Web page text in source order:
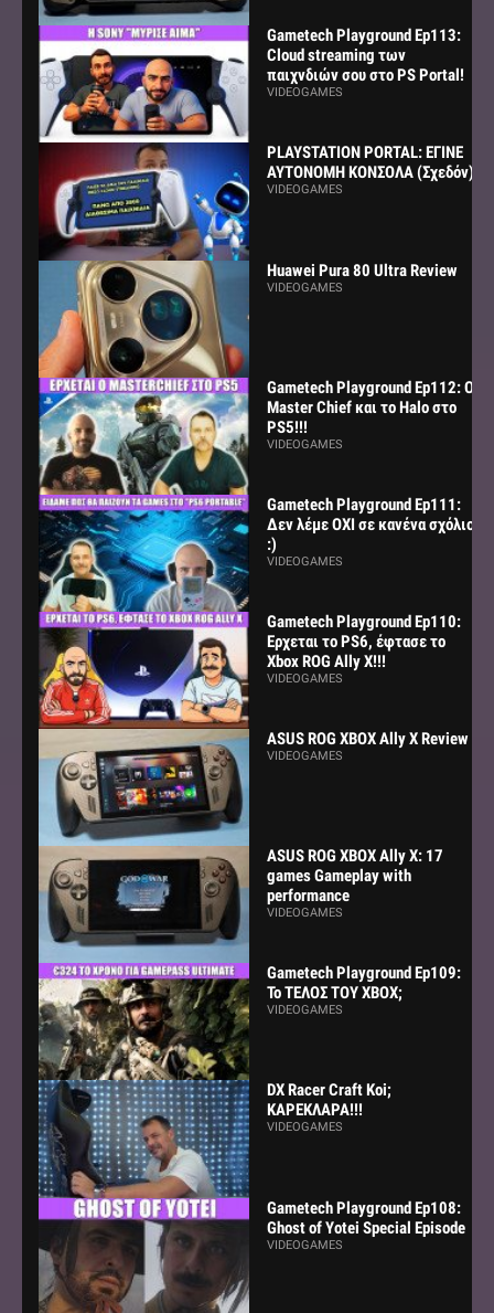
Gametech Playground Ep113:
Cloud streaming των
παιχνδιών σου στο PS Portal!
VIDEOGAMES
PLAYSTATION PORTAL: ΕΓΙΝΕ
ΑΥΤΟΝΟΜΗ ΚΟΝΣΟΛΑ (Σχεδόν)
VIDEOGAMES
Huawei Pura 80 Ultra Review
VIDEOGAMES
Gametech Playground Ep112: Ο
Master Chief και το Halo στο
PS5!!!
VIDEOGAMES
Gametech Playground Ep111:
Δεν λέμε ΟΧΙ σε κανένα σχόλιο
:)
VIDEOGAMES
Gametech Playground Ep110:
Ερχεται το PS6, έφτασε το
Xbox ROG Ally X!!!
VIDEOGAMES
ASUS ROG XBOX Ally X Review
VIDEOGAMES
ASUS ROG XBOX Ally X: 17
games Gameplay with
performance
VIDEOGAMES
Gametech Playground Ep109:
Το ΤΕΛΟΣ ΤΟΥ ΧΒΟΧ;
VIDEOGAMES
DX Racer Craft Koi;
ΚΑΡΕΚΛΑΡΑ!!!
VIDEOGAMES
Gametech Playground Ep108:
Ghost of Yotei Special Episode
VIDEOGAMES